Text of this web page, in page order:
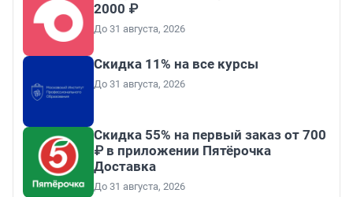
2000 ₽
До 31 августа, 2026
Скидка 11% на все курсы
До 31 августа, 2026
Скидка 55% на первый заказ от 700
₽ в приложении Пятёрочка
Доставка
До 31 августа, 2026